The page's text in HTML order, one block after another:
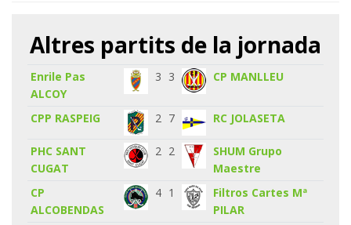
Altres partits de la jornada
Enrile Pas
ALCOY
3 3 CP MANLLEU
CPP RASPEIG 2 7 RC JOLASETA
PHC SANT
CUGAT
2 2
SHUM Grupo
Maestre
CP
ALCOBENDAS
4 1
Filtros Cartes Mª
PILAR